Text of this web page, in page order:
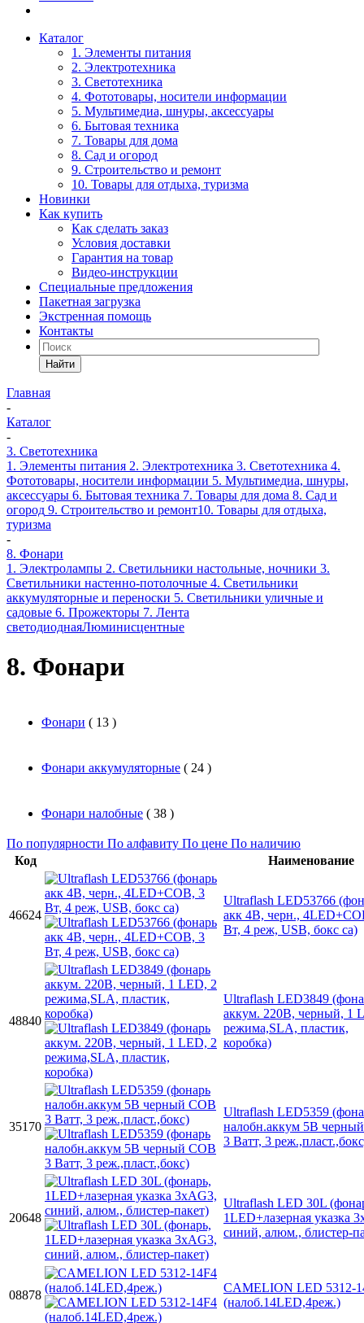
Каталог
1. Элементы питания
2. Электротехника
3. Светотехника
4. Фототовары, носители информации
5. Мультимедиа, шнуры, аксессуары
6. Бытовая техника
7. Товары для дома
8. Сад и огород
9. Строительство и ремонт
10. Товары для отдыха, туризма
Новинки
Как купить
Как сделать заказ
Условия доставки
Гарантия на товар
Видео-инструкции
Специальные предложения
Пакетная загрузка
Экстренная помощь
Контакты
Найти
Главная
-
Каталог
-
3. Светотехника
1. Элементы питания 2. Электротехника 3. Светотехника 4.
Фототовары, носители информации 5. Мультимедиа, шнуры,
аксессуары 6. Бытовая техника 7. Товары для дома 8. Сад и
огород 9. Строительство и ремонт10. Товары для отдыха,
туризма
-
8. Фонари
1. Электролампы 2. Светильники настольные, ночники 3.
Светильники настенно-потолочные 4. Светильники
аккумуляторные и переноски 5. Светильники уличные и
садовые 6. Прожекторы 7. Лента
светодиоднаяЛюминисцентные
8. Фонари
Фонари ( 13 )
Фонари аккумуляторные ( 24 )
Фонари налобные ( 38 )
По популярности По алфавиту По цене По наличию
Код
Наименование
46624
Ultraflash LED53766
акк 4В, черн.,
Вт, 4 реж, USB, бокс са)
48840
Ultraflash LED3849
аккум. 220В, черный, 1
режима,SLA, пластик,
коробка)
35170
Ultraflash LED5359
налобн.аккум 5В
3 Ватт, 3
20648
Ultraflash LED 30L
1LED+лазерная указка
синий, алюм., блистер-
08878
CAMELION LED 5312-
(налоб.14LED,4реж.)